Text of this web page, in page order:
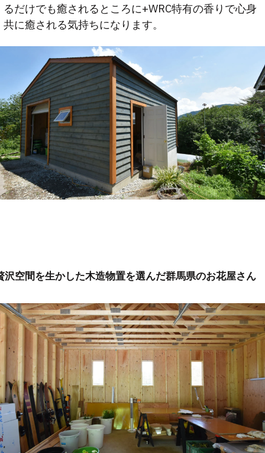
るだけでも癒されるところに+WRC特有の香りで心身
共に癒される気持ちになります。
沢空間を生かした木造物置を選んだ群馬県のお花屋さん